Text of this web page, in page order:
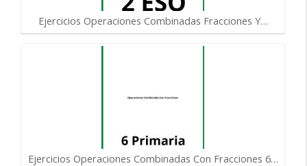
Ejercicios Operaciones Combinadas Fracciones Y…
Ejercicios Operaciones Combinadas Con Fracciones 6…